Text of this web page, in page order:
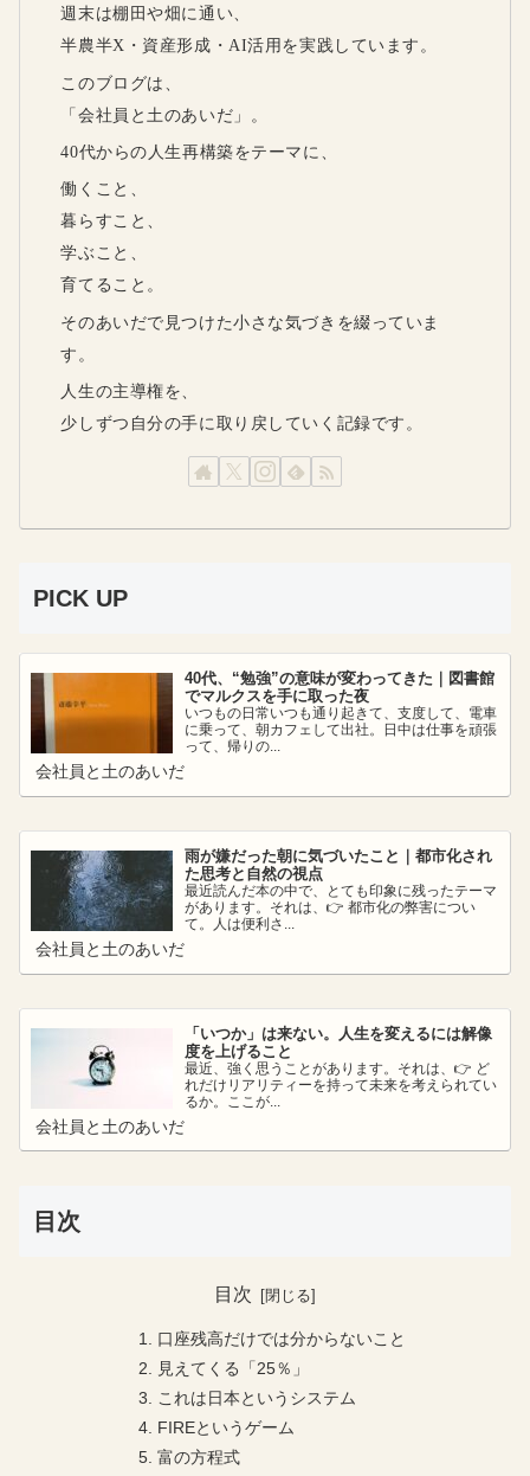
週末は棚田や畑に通い、
半農半X・資産形成・AI活用を実践しています。
このブログは、
「会社員と土のあいだ」。
40代からの人生再構築をテーマに、
働くこと、
暮らすこと、
学ぶこと、
育てること。
そのあいだで見つけた小さな気づきを綴っていま
す。
人生の主導権を、
少しずつ自分の手に取り戻していく記録です。
PICK UP
40代、“勉強”の意味が変わってきた｜図書館
でマルクスを手に取った夜
いつもの日常いつも通り起きて、支度して、電車
に乗って、朝カフェして出社。日中は仕事を頑張
って、帰りの...
会社員と土のあいだ
雨が嫌だった朝に気づいたこと｜都市化され
た思考と自然の視点
最近読んだ本の中で、とても印象に残ったテーマ
があります。それは、👉 都市化の弊害につい
て。人は便利さ...
会社員と土のあいだ
「いつか」は来ない。人生を変えるには解像
度を上げること
最近、強く思うことがあります。それは、👉 ど
れだけリアリティーを持って未来を考えられてい
るか。ここが...
会社員と土のあいだ
目次
目次
口座残高だけでは分からないこと
見えてくる「25％」
これは日本というシステム
FIREというゲーム
富の方程式